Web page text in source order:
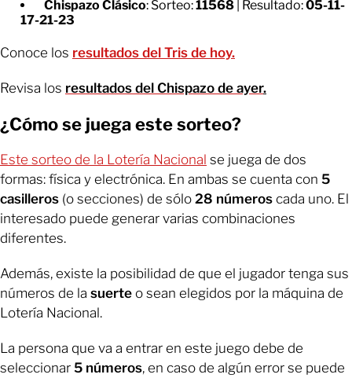
Chispazo Clásico: Sorteo:11568 | Resultado:05-11-
17-21-23
Conoce los resultados del Tris de hoy.
Revisa los resultados del Chispazo de ayer.
¿Cómo se juega este sorteo?
Este sorteo de la Lotería Nacional se juega de dos
formas: física y electrónica. En ambas se cuenta con 5
casilleros (o secciones) de sólo 28 números cada uno. El
interesado puede generar varias combinaciones
diferentes.
Además, existe la posibilidad de que el jugador tenga sus
números de la suerte o sean elegidos por la máquina de
Lotería Nacional.
La persona que va a entrar en este juego debe de
seleccionar 5 números, en caso de algún error se puede